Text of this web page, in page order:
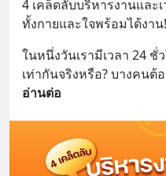
4 เคล็ดลับบริหารงานและ
ทั้งกายและใจพร้อมได้งาน!
ในหนึ่งวันเรามีเวลา 24 ชั่
เท่ากันจริงหรือ? บางคน
อ่านต่อ